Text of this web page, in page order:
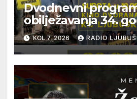
Dvodnevni
obilježavanja 34.
pogibije generala
Kraljevića i
pripadnika HOS-a
KOL 7, 2026 RADIO